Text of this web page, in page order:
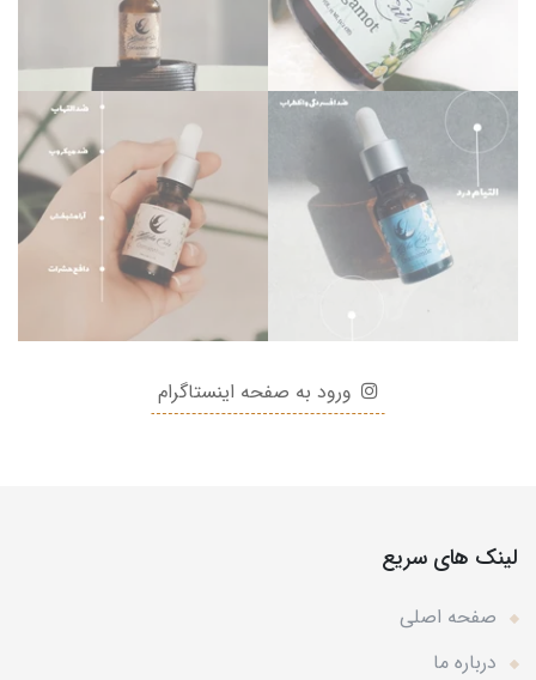
ورود به صفحه اینستاگرام
لینک های سریع
صفحه اصلی
درباره ما